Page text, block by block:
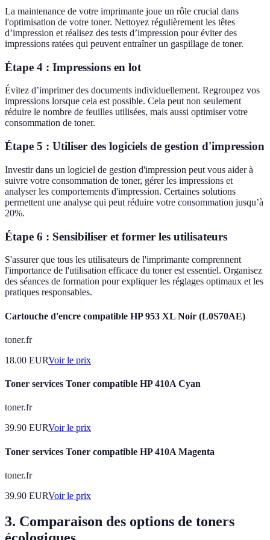
La maintenance de votre imprimante joue un rôle crucial dans
l'optimisation de votre toner. Nettoyez régulièrement les têtes
d’impression et réalisez des tests d’impression pour éviter des
impressions ratées qui peuvent entraîner un gaspillage de toner.
Étape 4 : Impressions en lot
Évitez d’imprimer des documents individuellement. Regroupez vos
impressions lorsque cela est possible. Cela peut non seulement
réduire le nombre de feuilles utilisées, mais aussi optimiser votre
consommation de toner.
Étape 5 : Utiliser des logiciels de gestion d'impression
Investir dans un logiciel de gestion d'impression peut vous aider à
suivre votre consommation de toner, gérer les impressions et
analyser les comportements d'impression. Certaines solutions
permettent une analyse qui peut réduire votre consommation jusqu’à
20%.
Étape 6 : Sensibiliser et former les utilisateurs
S'assurer que tous les utilisateurs de l'imprimante comprennent
l'importance de l'utilisation efficace du toner est essentiel. Organisez
des séances de formation pour expliquer les réglages optimaux et les
pratiques responsables.
Cartouche d'encre compatible HP 953 XL Noir (L0S70AE)
toner.fr
18.00 EURVoir le prix
Toner services Toner compatible HP 410A Cyan
toner.fr
39.90 EURVoir le prix
Toner services Toner compatible HP 410A Magenta
toner.fr
39.90 EURVoir le prix
3. Comparaison des options de toners